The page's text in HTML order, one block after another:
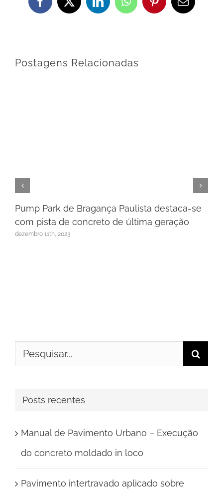
Facebook
X LinkedInWhatsApp
Pinterest
E-
Postagens Relacionadas
Pump Park de Bragança Paulista destaca-se
com pista de concreto de última geração
dezembro 11th, 2023
Buscar
Posts recentes
Manual de Pavimento Urbano – Execução
do concreto moldado in loco
Pavimento intertravado aplicado sobre